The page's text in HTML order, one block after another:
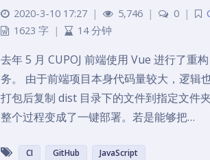
2020-3-10 17:27 | 5,746 | 0 |
1623 字 | 14 分钟
去年 5 月 CUPOJ 前端使用 Vue 进行了重
务。 由于前端项目本身代码量较大，逻辑
打包后复制 dist 目录下的文件到指定文件
整个过程变成了一键部署。若是能够把…
CI GitHub JavaScript